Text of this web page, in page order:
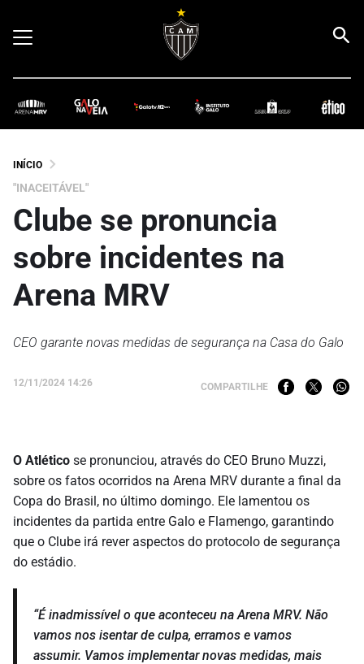
INÍCIO
"INACEITÁVEL"
Clube se pronuncia
sobre incidentes na
Arena MRV
CEO garante novas medidas de segurança na Casa do Galo
12/11/2024 14:26 COMPARTILHE
O Atlético se pronunciou, através do CEO Bruno Muzzi,
sobre os fatos ocorridos na Arena MRV durante a final da
Copa do Brasil, no último domingo. Ele lamentou os
incidentes da partida entre Galo e Flamengo, garantindo
que o Clube irá rever aspectos do protocolo de segurança
do estádio.
“É inadmissível o que aconteceu na Arena MRV. Não
vamos nos isentar de culpa, erramos e vamos
assumir. Vamos implementar novas medidas, mais